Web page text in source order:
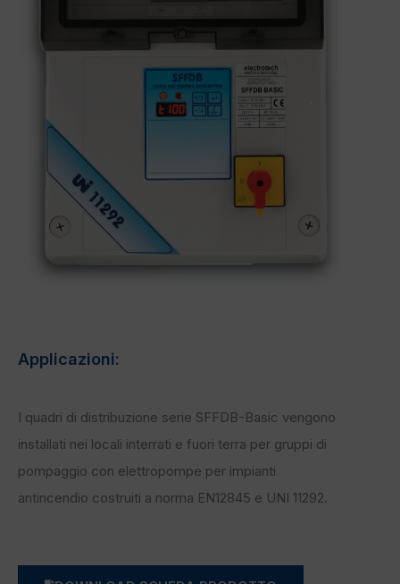
Applicazioni:
I quadri di distribuzione serie SFFDB-Basic vengono
installati nei locali interrati e fuori terra per gruppi di
pompaggio con elettropompe per impianti
antincendio costruiti a norma EN12845 e UNI 11292.